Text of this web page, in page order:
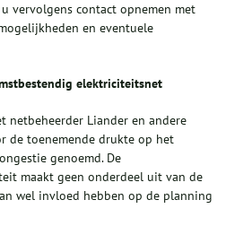
vervolgens contact opnemen met
en eventuele
elektriciteitsnet
netbeheerder Liander en andere
de toenemende drukte op het
genoemd. De
maakt geen onderdeel uit van de
wel invloed hebben op de planning